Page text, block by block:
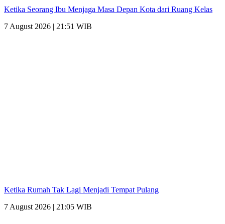
Ketika Seorang Ibu Menjaga Masa Depan Kota dari Ruang Kelas
7 August 2026 | 21:51 WIB
Ketika Rumah Tak Lagi Menjadi Tempat Pulang
7 August 2026 | 21:05 WIB